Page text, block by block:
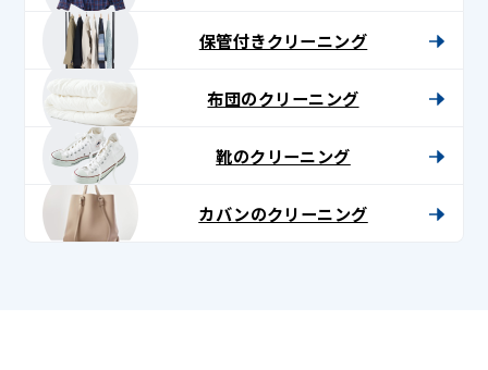
保管付きクリーニング
布団のクリーニング
靴のクリーニング
カバンのクリーニング